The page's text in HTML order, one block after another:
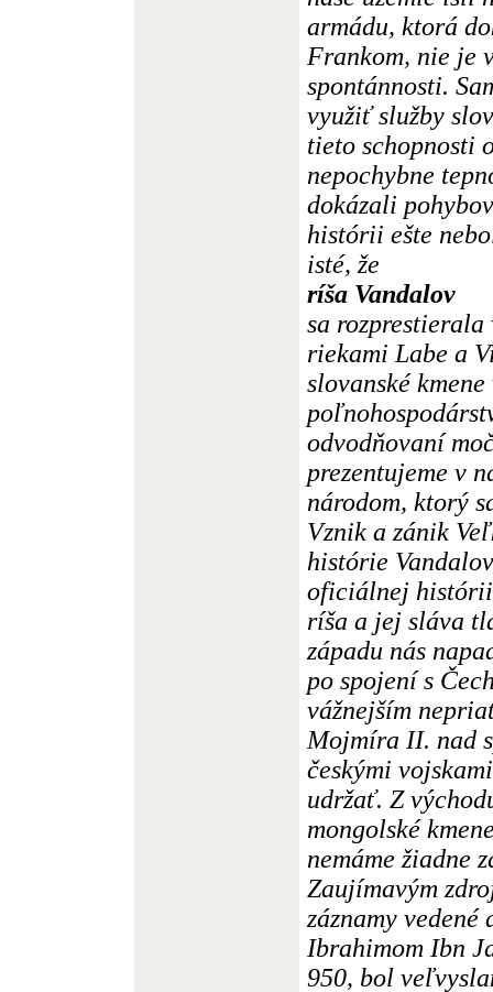
armádu, ktorá
Frankom, nie je
spontánnosti.
využiť služby
tieto schopnosti
nepochybne
dokázali
histórii ešte
isté, že
ríša Vandalov
sa rozprestierala
riekami Labe a
slovanské
odvodňovaní
prezentujeme v
národom, ktorý
Vznik a zánik
histórie
oficiálnej histórii
ríša a jej sláva
západu nás
po spojení s
vážnejším
Mojmíra II. nad
českými
udržať. Z
mongolské
nemáme žiadne
Zaujímavým
záznamy
Ibrahimom Ibn
950, bol